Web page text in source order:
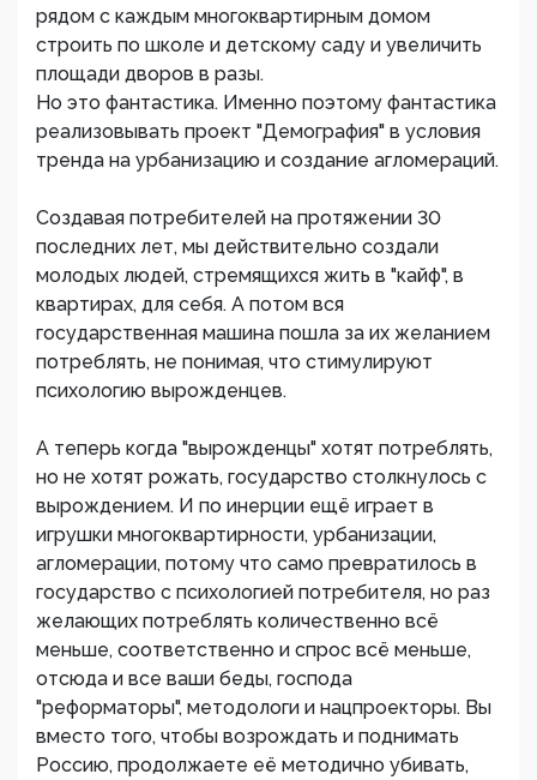
рядом с каждым многоквартирным домом
строить по школе и детскому саду и увеличить
площади дворов в разы.
Но это фантастика. Именно поэтому фантастика
реализовывать проект "Демография" в условия
тренда на урбанизацию и создание агломераций.
Создавая потребителей на протяжении 30
последних лет, мы действительно создали
молодых людей, стремящихся жить в "кайф", в
квартирах, для себя. А потом вся
государственная машина пошла за их желанием
потреблять, не понимая, что стимулируют
психологию вырожденцев.
А теперь когда "вырожденцы" хотят потреблять,
но не хотят рожать, государство столкнулось с
вырождением. И по инерции ещё играет в
игрушки многоквартирности, урбанизации,
агломерации, потому что само превратилось в
государство с психологией потребителя, но раз
желающих потреблять количественно всё
меньше, соответственно и спрос всё меньше,
отсюда и все ваши беды, господа
"реформаторы", методологи и нацпроекторы. Вы
вместо того, чтобы возрождать и поднимать
Россию, продолжаете её методично убивать,